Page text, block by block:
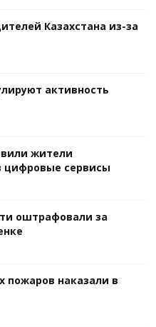
Казахстана из-за
активность
жители
цифровые сервисы
оштрафовали за
пожаров наказали в